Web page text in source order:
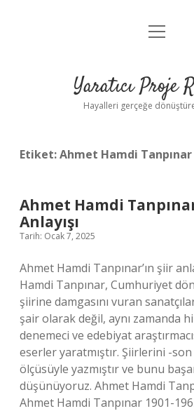
Anasayfa
Yasal Uyarı
menüyü
Yaratıcı Proje
Hayalleri gerçeğe
Etiket:Ahmet Hamdi
Ahmet Hamdi
Anlayışı
Tarih: Ocak 7, 2025
Ahmet Hamdi Tanpınar’ın şiir
Hamdi Tanpınar, Cumhuriyet
şiirine damgasını vuran
şair olarak değil, aynı zamanda
denemeci ve edebiyat
eserler yaratmıştır. Şiirlerini -
ölçüsüyle yazmıştır ve bunu
düşünüyoruz. Ahmet Hamdi
Ahmet Hamdi Tanpınar 1901-